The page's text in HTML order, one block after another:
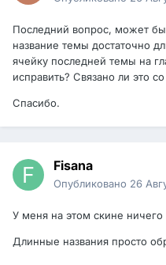
Последний вопрос, может
название темы достаточно
ячейку последней темы на
исправить? Связано ли это
Спасибо.
Fisana
Опубликовано 26
У меня на этом скине ничего
Длинные названия просто